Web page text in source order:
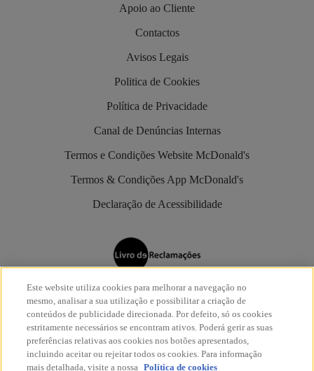
Apoio ao Cliente
Contactos
Avisos Legais
Politica de Cookies
Política de Privacidade
Canal de Denúncias Internas
Termos e Condições Website McDonald's
Termos & Condições App McDonald's
Declaração de Acessibilidade
Os restaurantes McDonald’s são aderentes doLivro de
Reclamações Eletrónico.
Este website utiliza cookies para melhorar a navegação no
mesmo, analisar a sua utilização e possibilitar a criação de
conteúdos de publicidade direcionada. Por defeito, só os cookies
estritamente necessários se encontram ativos. Poderá gerir as suas
preferências relativas aos cookies nos botões apresentados,
incluindo aceitar ou rejeitar todos os cookies. Para informação
mais detalhada, visite a nossa Política de cookies